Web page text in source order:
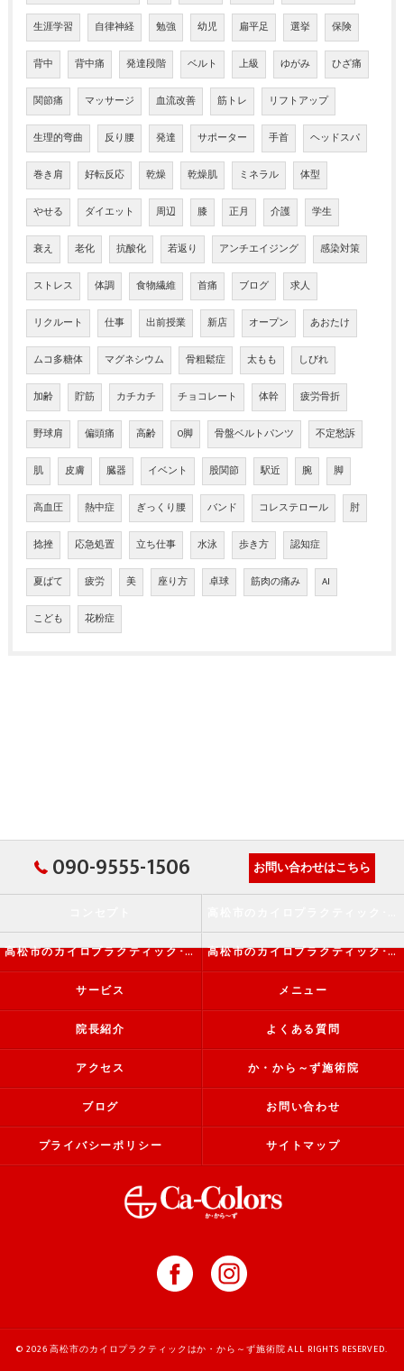
生涯学習 自律神経 勉強 幼児 扁平足 選挙 保険
背中 背中痛 発達段階 ベルト 上級 ゆがみ ひざ痛
関節痛 マッサージ 血流改善 筋トレ リフトアップ
生理的弯曲 反り腰 発達 サポーター 手首 ヘッドスパ
巻き肩 好転反応 乾燥 乾燥肌 ミネラル 体型
やせる ダイエット 周辺 膝 正月 介護 学生
衰え 老化 抗酸化 若返り アンチエイジング 感染対策
ストレス 体調 食物繊維 首痛 ブログ 求人
リクルート 仕事 出前授業 新店 オープン あおたけ
ムコ多糖体 マグネシウム 骨粗鬆症 太もも しびれ
加齢 貯筋 カチカチ チョコレート 体幹 疲労骨折
野球肩 偏頭痛 高齢 O脚 骨盤ベルトパンツ 不定愁訴
肌 皮膚 臓器 イベント 股関節 駅近 腕 脚
高血圧 熱中症 ぎっくり腰 バンド コレステロール 肘
捻挫 応急処置 立ち仕事 水泳 歩き方 認知症
夏ばて 疲労 美 座り方 卓球 筋肉の痛み AI
こども 花粉症
090-9555-1506 お問い合わせはこちら
高松市のカイロプラクティック･か・から～ず施術院の評判 高松市のカイロプラクティック･か・から～ず施術院のお客様の声
サービス メニュー
院長紹介 よくある質問
アクセス か・から～ず施術院
ブログ お問い合わせ
プライバシーポリシー サイトマップ
© 2026 高松市のカイロプラクティックはか・から～ず施術院 ALL RIGHTS RESERVED.